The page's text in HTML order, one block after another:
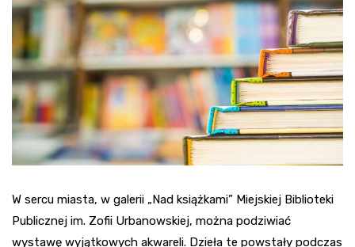
W sercu miasta, w galerii „Nad książkami” Miejskiej Biblioteki
Publicznej im. Zofii Urbanowskiej, można podziwiać
wystawę wyjątkowych akwareli. Dzieła te powstały podczas